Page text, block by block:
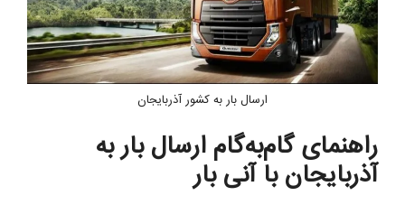
ارسال بار به کشور آذربایجان
راهنمای گام‌به‌گام ارسال بار به
آذربایجان با آنی بار